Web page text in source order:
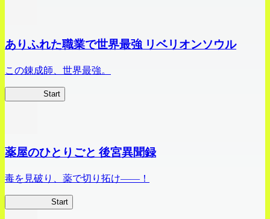
ありふれた職業で世界最強 リベリオンソウル
この錬成師、世界最強。
Start
薬屋のひとりごと 後宮異聞録
毒を見破り、薬で切り拓け――！
Start